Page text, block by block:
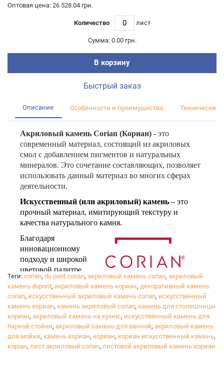
Оптовая цена: 26 528.04 грн.
Количество лист
Сумма: 0.00 грн.
В корзину
Быстрый заказ
Описание Особенности и преимущества Технические
Акриловый камень Corian (Кориан) - это
современный материал, состоящий из акриловых
смол с добавлением пигментов и натуральных
минералов. Это сочетание составляющих, позволяет
использовать данный материал во многих сферах
деятельности.
Искусственный (или акриловый) камень – это
прочный материал, имитирующий текстуру и
качества натурального камня.
Благодаря
инновационному
подходу и широкой
цветовой палитре,
DuPont™Corian ®воплотит в жизнь все ваши
желания в дизайне вашего дома.
Достигайте своей мечты, выбирая качественный
продукт, который будет радовать вас в любой
Теги: corian, du pont corian, акриловый камень corian, акриловый
камень dupont, акриловый камень кориан, декоративный камень
corian, искусственный акриловый камень corian, искусственный
камень кориан, камень акриловый corian, камень для столешницы
кориан, акриловый камень на кухню, искусственный камень для
барной стойки, акриловый камень для ванной, акриловый камень
для мойки, камень кориан, кориан, кориан искусственный камень,
коріан, лист акриловый corian, листовой акриловый камень кориан